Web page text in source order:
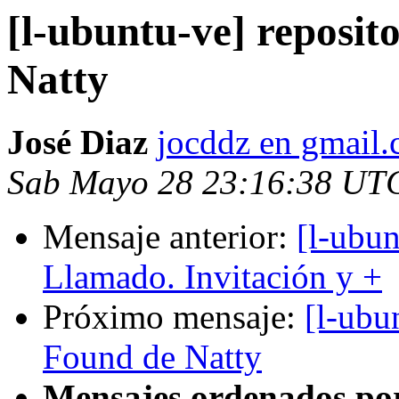
[l-ubuntu-ve]
Natty
José Diaz jocddz en
Sab Mayo 28 23:16:38
Mensaje anterior: [l-
Llamado. Invitación y +
Próximo mensaje: [l-
Found de Natty